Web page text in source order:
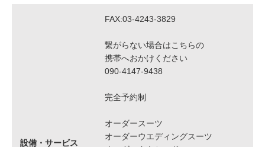
設備・サービス
FAX:03-4243-3829
繋がらない場合はこちらの
携帯へおかけください
090-4147-9438
完全予約制
オーダースーツ
オーダーウエディングスーツ